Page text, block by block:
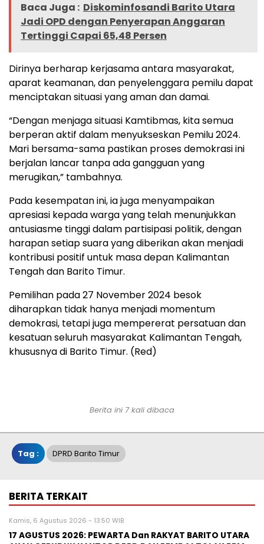
Baca Juga : Diskominfosandi Barito Utara
Jadi OPD dengan Penyerapan Anggaran
Tertinggi Capai 65,48 Persen
Dirinya berharap kerjasama antara masyarakat,
aparat keamanan, dan penyelenggara pemilu dapat
menciptakan situasi yang aman dan damai.
“Dengan menjaga situasi Kamtibmas, kita semua
berperan aktif dalam menyukseskan Pemilu 2024.
Mari bersama-sama pastikan proses demokrasi ini
berjalan lancar tanpa ada gangguan yang
merugikan,” tambahnya.
Pada kesempatan ini, ia juga menyampaikan
apresiasi kepada warga yang telah menunjukkan
antusiasme tinggi dalam partisipasi politik, dengan
harapan setiap suara yang diberikan akan menjadi
kontribusi positif untuk masa depan Kalimantan
Tengah dan Barito Timur.
Pemilihan pada 27 November 2024 besok
diharapkan tidak hanya menjadi momentum
demokrasi, tetapi juga mempererat persatuan dan
kesatuan seluruh masyarakat Kalimantan Tengah,
khususnya di Barito Timur. (Red)
Berita ini 7 kali dibaca
Tag : DPRD Barito Timur
BERITA TERKAIT
Kamis, 6 Agustus 2026 - 13:50 WIB
17 AGUSTUS 2026: PEWARTA Dan RAKYAT BARITO UTARA